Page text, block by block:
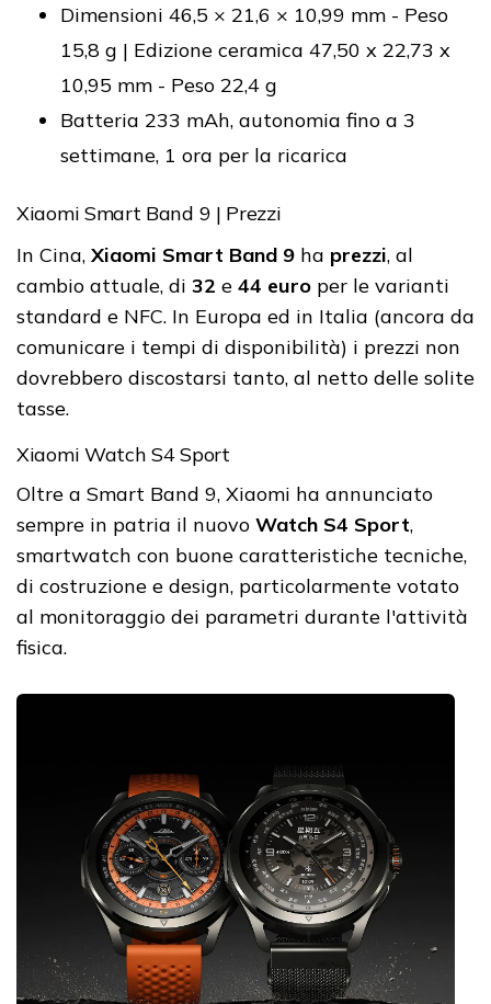
Dimensioni 46,5 × 21,6 × 10,99 mm - Peso
15,8 g | Edizione ceramica 47,50 x 22,73 x
10,95 mm - Peso 22,4 g
Batteria 233 mAh, autonomia fino a 3
settimane, 1 ora per la ricarica
Xiaomi Smart Band 9 | Prezzi
In Cina, Xiaomi Smart Band 9 ha prezzi, al
cambio attuale, di 32 e 44 euro per le varianti
standard e NFC. In Europa ed in Italia (ancora da
comunicare i tempi di disponibilità) i prezzi non
dovrebbero discostarsi tanto, al netto delle solite
tasse.
Xiaomi Watch S4 Sport
Oltre a Smart Band 9, Xiaomi ha annunciato
sempre in patria il nuovo Watch S4 Sport,
smartwatch con buone caratteristiche tecniche,
di costruzione e design, particolarmente votato
al monitoraggio dei parametri durante l'attività
fisica.